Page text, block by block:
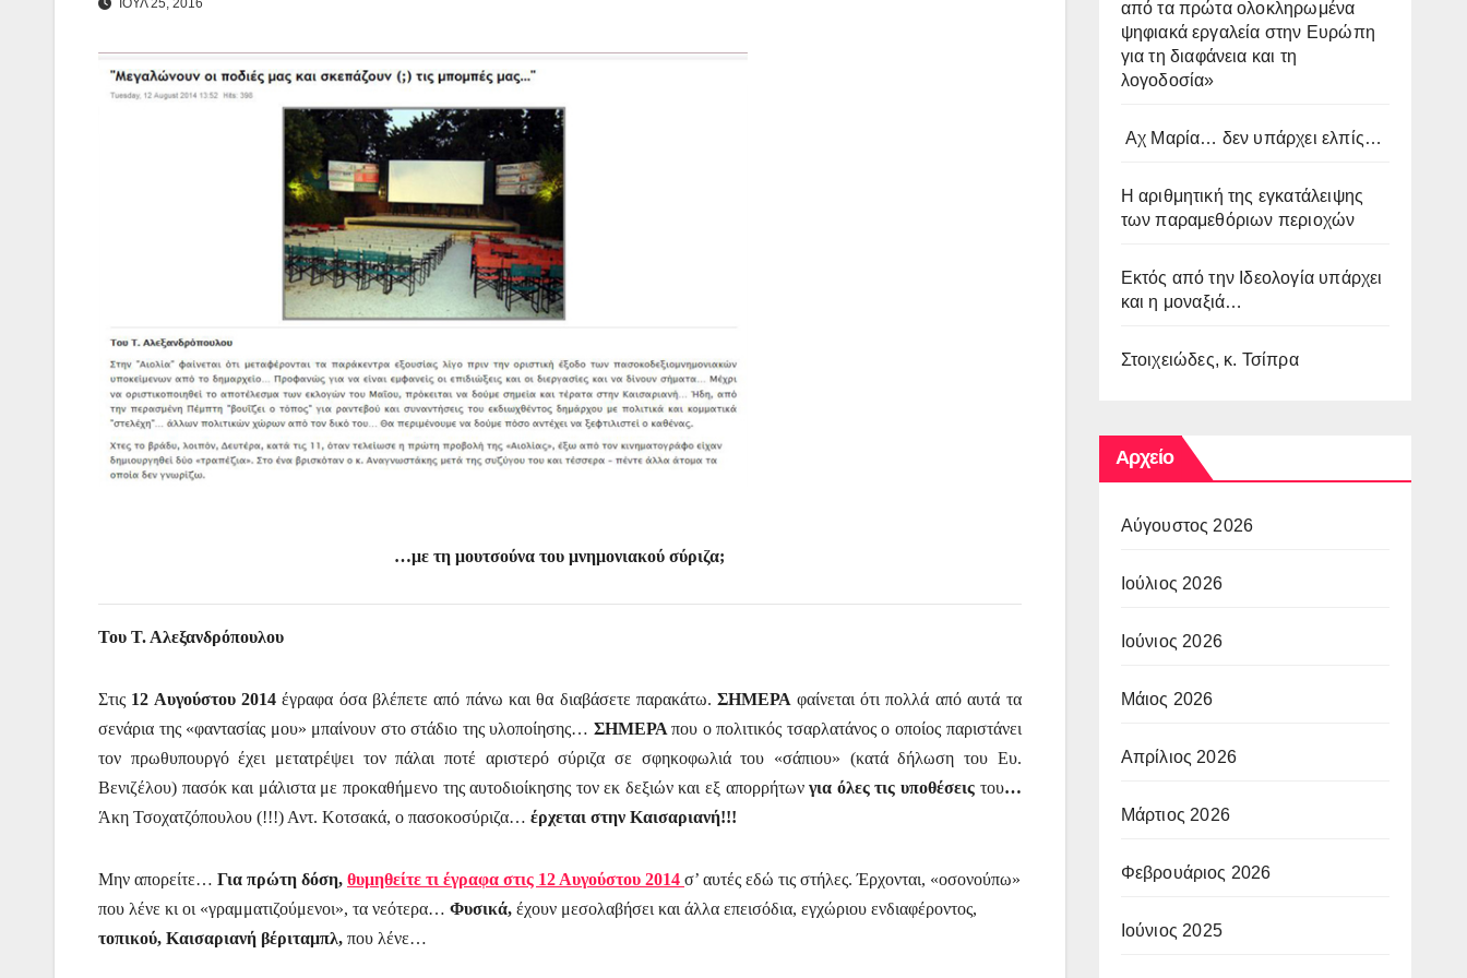
ΙΟΥΛ 25, 2016
…με τη μουτσούνα του μνημονιακού σύριζα;
Του Τ. Αλεξανδρόπουλου
Στις 12 Αυγούστου 2014 έγραφα όσα βλέπετε από πάνω και θα διαβάσετε παρακάτω.ΣΗΜΕΡΑ φαίνεται ότι πολλά από αυτά τα
σενάρια της «φαντασίας μου» μπαίνουν στο στάδιο της υλοποίησης… ΣΗΜΕΡΑπου ο πολιτικός τσαρλατάνος ο οποίος παριστάνει
τον πρωθυπουργό έχει μετατρέψει τον πάλαι ποτέ αριστερό σύριζα σε σφηκοφωλιά του «σάπιου» (κατά δήλωση του Ευ.
Βενιζέλου) πασόκ και μάλιστα με προκαθήμενο της αυτοδιοίκησης τον εκ δεξιών και εξ απορρήτωνγια όλες τις υποθέσειςτου…
Άκη Τσοχατζόπουλου (!!!) Αντ. Κοτσακά, ο πασοκοσύριζα… έρχεται στην Καισαριανή!!!
Μην απορείτε… Για πρώτη δόση, θυμηθείτε τι έγραφα στις 12 Αυγούστου 2014 σ’ αυτές εδώ τις στήλες. Έρχονται, «οσονούπω»
που λένε κι οι «γραμματιζούμενοι», τα νεότερα… Φυσικά, έχουν μεσολαβήσει και άλλα επεισόδια, εγχώριου ενδιαφέροντος,
τοπικού, Καισαριανή βέριταμπλ, που λένε…
από τα πρώτα ολοκληρωμένα
ψηφιακά εργαλεία στην Ευρώπη
για τη διαφάνεια και τη
λογοδοσία»
Αχ Μαρία… δεν υπάρχει ελπίς…
Η αριθμητική της εγκατάλειψης
των παραμεθόριων περιοχών
Εκτός από την Ιδεολογία υπάρχει
και η μοναξιά…
Στοιχειώδες, κ. Τσίπρα
Αρχείο
Αύγουστος 2026
Ιούλιος 2026
Ιούνιος 2026
Μάιος 2026
Απρίλιος 2026
Μάρτιος 2026
Φεβρουάριος 2026
Ιούνιος 2025